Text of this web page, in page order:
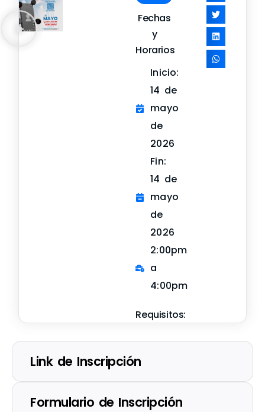
Link de Inscripción
Formulario de Inscripción
Fechas
y
Horarios
Inicio:
14 de
mayo
de
2026
Fin:
14 de
mayo
de
2026
2:00pm
a
4:00pm
Requisitos: